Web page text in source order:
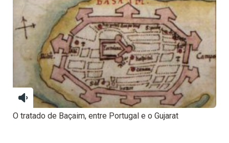
O tratado de Baçaim, entre Portugal e o Gujarat